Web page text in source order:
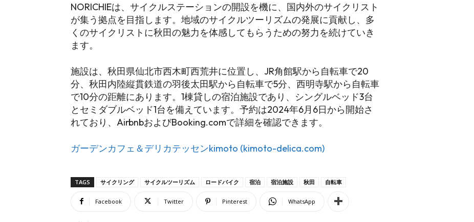
NORICHIEは、サイクルステーションの開設を機に、国内外のサイクリスト
が集う拠点を目指します。地域のサイクルツーリズムの発展に貢献し、多
くのサイクリストに秋田の魅力を体感してもらうための努力を続けていき
ます。
施設は、秋田県仙北市西木町西荒井に位置し、JR角館駅から自転車で20
分、秋田内陸縦貫鉄道の羽後太田駅から自転車で5分、西明寺駅から自転車
で10分の距離にあります。1棟貸しの宿泊施設であり、シングルベッド3台
とセミダブルベッド1台を備えています。予約は2024年6月6日から開始さ
れており、AirbnbおよびBooking.comで詳細を確認できます。
ガーデンカフェ＆デリカテッセンkimoto (kimoto-delica.com)
TAGS サイクリング サイクルツーリズム ロードバイク 宿泊 宿泊施設 秋田 自転車
Facebook Twitter Pinterest WhatsApp